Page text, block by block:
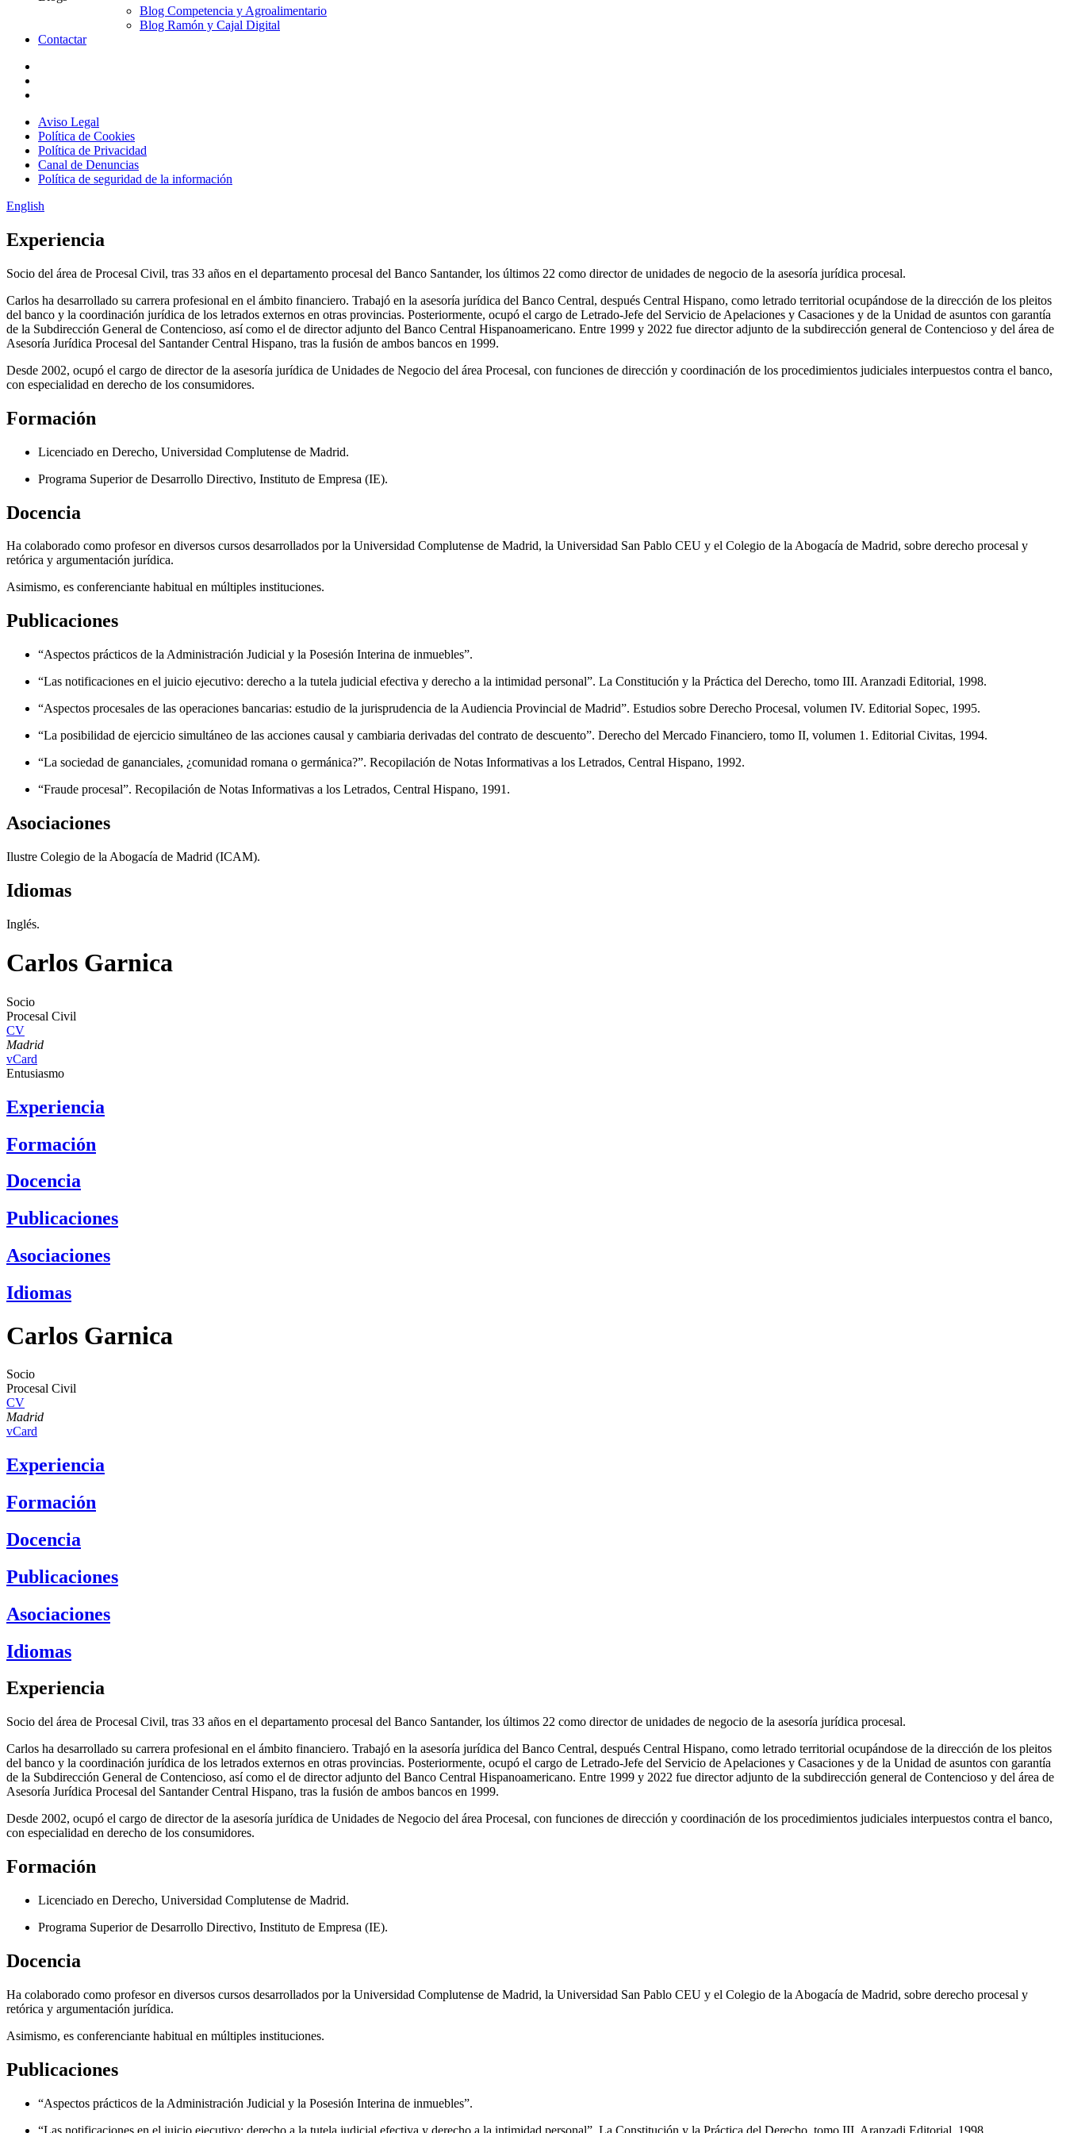
Blog Competencia y Agroalimentario
Blog Ramón y Cajal Digital
Contactar
Aviso Legal
Política de Cookies
Política de Privacidad
Canal de Denuncias
Política de seguridad de la información
English
Experiencia
Socio del área de Procesal Civil, tras 33 años en el departamento procesal del Banco Santander, los últimos 22 como director de unidades de negocio de la asesoría jurídica procesal.
Carlos ha desarrollado su carrera profesional en el ámbito financiero. Trabajó en la asesoría jurídica del Banco Central, después Central Hispano, como letrado territorial ocupándose de la dirección de los pleitos
del banco y la coordinación jurídica de los letrados externos en otras provincias. Posteriormente, ocupó el cargo de Letrado-Jefe del Servicio de Apelaciones y Casaciones y de la Unidad de asuntos con garantía
de la Subdirección General de Contencioso, así como el de director adjunto del Banco Central Hispanoamericano. Entre 1999 y 2022 fue director adjunto de la subdirección general de Contencioso y del área de
Asesoría Jurídica Procesal del Santander Central Hispano, tras la fusión de ambos bancos en 1999.
Desde 2002, ocupó el cargo de director de la asesoría jurídica de Unidades de Negocio del área Procesal, con funciones de dirección y coordinación de los procedimientos judiciales interpuestos contra el banco,
con especialidad en derecho de los consumidores.
Formación
Licenciado en Derecho, Universidad Complutense de Madrid.
Programa Superior de Desarrollo Directivo, Instituto de Empresa (IE).
Docencia
Ha colaborado como profesor en diversos cursos desarrollados por la Universidad Complutense de Madrid, la Universidad San Pablo CEU y el Colegio de la Abogacía de Madrid, sobre derecho procesal y
retórica y argumentación jurídica.
Asimismo, es conferenciante habitual en múltiples instituciones.
Publicaciones
“Aspectos prácticos de la Administración Judicial y la Posesión Interina de inmuebles”.
“Las notificaciones en el juicio ejecutivo: derecho a la tutela judicial efectiva y derecho a la intimidad personal”. La Constitución y la Práctica del Derecho, tomo III. Aranzadi Editorial, 1998.
“Aspectos procesales de las operaciones bancarias: estudio de la jurisprudencia de la Audiencia Provincial de Madrid”. Estudios sobre Derecho Procesal, volumen IV. Editorial Sopec, 1995.
“La posibilidad de ejercicio simultáneo de las acciones causal y cambiaria derivadas del contrato de descuento”. Derecho del Mercado Financiero, tomo II, volumen 1. Editorial Civitas, 1994.
“La sociedad de gananciales, ¿comunidad romana o germánica?”. Recopilación de Notas Informativas a los Letrados, Central Hispano, 1992.
“Fraude procesal”. Recopilación de Notas Informativas a los Letrados, Central Hispano, 1991.
Asociaciones
Ilustre Colegio de la Abogacía de Madrid (ICAM).
Idiomas
Inglés.
Carlos Garnica
Socio
Procesal Civil
CV
Madrid
vCard
Entusiasmo
Experiencia
Formación
Docencia
Publicaciones
Asociaciones
Idiomas
Carlos Garnica
Socio
Procesal Civil
CV
Madrid
vCard
Experiencia
Formación
Docencia
Publicaciones
Asociaciones
Idiomas
Experiencia
Socio del área de Procesal Civil, tras 33 años en el departamento procesal del Banco Santander, los últimos 22 como director de unidades de negocio de la asesoría jurídica procesal.
Carlos ha desarrollado su carrera profesional en el ámbito financiero. Trabajó en la asesoría jurídica del Banco Central, después Central Hispano, como letrado territorial ocupándose de la dirección de los pleitos
del banco y la coordinación jurídica de los letrados externos en otras provincias. Posteriormente, ocupó el cargo de Letrado-Jefe del Servicio de Apelaciones y Casaciones y de la Unidad de asuntos con garantía
de la Subdirección General de Contencioso, así como el de director adjunto del Banco Central Hispanoamericano. Entre 1999 y 2022 fue director adjunto de la subdirección general de Contencioso y del área de
Asesoría Jurídica Procesal del Santander Central Hispano, tras la fusión de ambos bancos en 1999.
Desde 2002, ocupó el cargo de director de la asesoría jurídica de Unidades de Negocio del área Procesal, con funciones de dirección y coordinación de los procedimientos judiciales interpuestos contra el banco,
con especialidad en derecho de los consumidores.
Formación
Licenciado en Derecho, Universidad Complutense de Madrid.
Programa Superior de Desarrollo Directivo, Instituto de Empresa (IE).
Docencia
Ha colaborado como profesor en diversos cursos desarrollados por la Universidad Complutense de Madrid, la Universidad San Pablo CEU y el Colegio de la Abogacía de Madrid, sobre derecho procesal y
retórica y argumentación jurídica.
Asimismo, es conferenciante habitual en múltiples instituciones.
Publicaciones
“Aspectos prácticos de la Administración Judicial y la Posesión Interina de inmuebles”.
“Las notificaciones en el juicio ejecutivo: derecho a la tutela judicial efectiva y derecho a la intimidad personal”. La Constitución y la Práctica del Derecho, tomo III. Aranzadi Editorial, 1998.